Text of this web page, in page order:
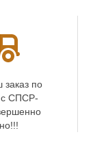
заказ по
с СПСР-